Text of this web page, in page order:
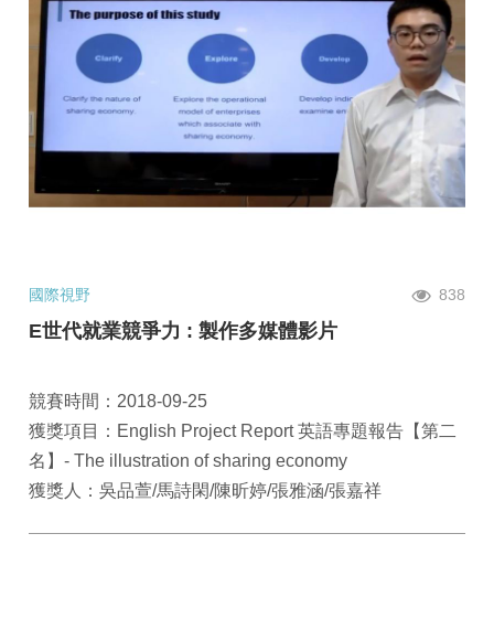
國際視野 838
E世代就業競爭力 : 製作多媒體影片
競賽時間：2018-09-25
獲獎項目：English Project Report 英語專題報告【第二
名】- The illustration of sharing economy
獲獎人：吳品萱/馬詩閑/陳昕婷/張雅涵/張嘉祥